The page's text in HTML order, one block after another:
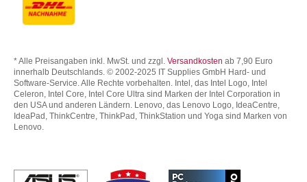
* Alle Preisangaben inkl. MwSt. und zzgl. Versandkosten ab 7,90 Euro
innerhalb Deutschlands. © 2002-2025 IT Supplies GmbH Hard- und
Software-Service. Alle Rechte vorbehalten. Intel, das Intel Logo, Intel
Celeron, Intel Core, Intel Core Ultra sind Marken der Intel Corporation in
den USA und anderen Ländern. Lenovo, das Lenovo Logo, IdeaCentre,
IdeaPad, ThinkCentre, ThinkPad, ThinkStation und Yoga sind Marken von
Lenovo.